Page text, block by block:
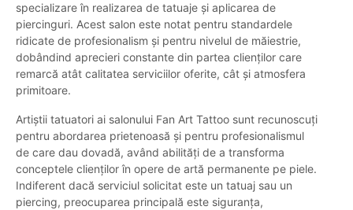
specializare în realizarea de tatuaje și aplicarea de
piercinguri. Acest salon este notat pentru standardele
ridicate de profesionalism și pentru nivelul de măiestrie,
dobândind aprecieri constante din partea clienților care
remarcă atât calitatea serviciilor oferite, cât și atmosfera
primitoare.
Artiștii tatuatori ai salonului Fan Art Tattoo sunt recunoscuți
pentru abordarea prietenoasă și pentru profesionalismul
de care dau dovadă, având abilități de a transforma
conceptele clienților în opere de artă permanente pe piele.
Indiferent dacă serviciul solicitat este un tatuaj sau un
piercing, preocuparea principală este siguranța,